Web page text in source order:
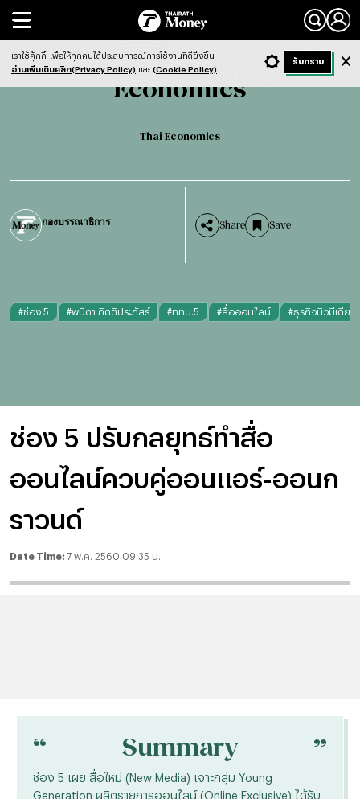
Search
Economics Thai Economics
Economics
Thai Economics
กองบรรณาธิการ Share Save
#ช่อง 5 #พนิดา กิตติประภัสร์ #ททบ.5 #สื่อออนไลน์ #ธุรกิจนิวมีเดีย
ช่อง 5 ปรับกลยุทธ์ทำสื่อ
ออนไลน์ควบคู่ออนแอร์-ออนก
ราวนด์
Date Time: 7 พ.ค. 2560 09:35 น.
- ก + ก Dark ฟังข่าว
“ Summary “
ช่อง 5 เผย สื่อใหม่ (New Media) เจาะกลุ่ม Young
Generation ผลิตรายการออนไลน์ (Online Exclusive) ได้รับ
เราใช้คุ้กกี้ เพื่อให้ทุกคนได้ประสบการณ์การใช้งานที่ดียิ่งขึ้น
อ่านเพิ่มเติมคลิก(Privacy Policy) และ (Cookie Policy)
รับทราบ